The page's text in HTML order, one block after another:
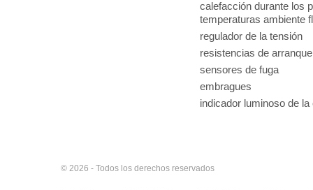
calefacción durante los
temperaturas ambiente
regulador de la tensión
resistencias de arranque
sensores de fuga
embragues
indicador luminoso de
© 2026 - Todos los derechos reservados